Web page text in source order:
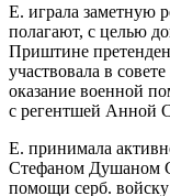
Е. играла заметную
полагают, с целью
Приштине
участвовала в
оказание военной
с регентшей Анной
Е. принимала
Стефаном Душаном
помощи серб.